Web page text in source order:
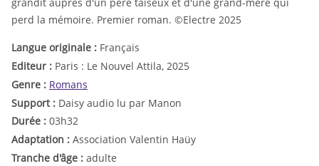
perd la mémoire. Premier roman. ©Electre 2025
Langue originale : Français
Editeur : Paris : Le Nouvel Attila, 2025
Genre : Romans
Support : Daisy audio lu par Manon
Durée : 03h32
Adaptation : Association Valentin Haüy
Tranche d'âge : adulte